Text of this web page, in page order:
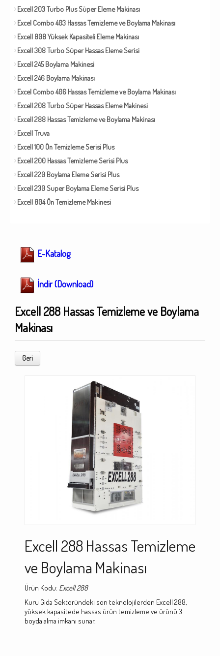
Excell 203 Turbo Plus Süper Eleme Makinası
Excel Combo 403 Hassas Temizleme ve Boylama Makinası
Excell 808 Yüksek Kapasiteli Eleme Makinası
Excell 308 Turbo Süper Hassas Eleme Serisi
Excell 245 Boylama Makinesi
Excell 246 Boylama Makinası
Excel Combo 406 Hassas Temizleme ve Boylama Makinası
Excell 208 Turbo Süper Hassas Eleme Makinesi
Excell 288 Hassas Temizleme ve Boylama Makinası
Excell Truva
Excell 100 Ön Temizleme Serisi Plus
Excell 200 Hassas Temizleme Serisi Plus
Excell 220 Boylama Eleme Serisi Plus
Excell 230 Super Boylama Eleme Serisi Plus
Excell 804 Ön Temizleme Makinesi
E-Katalog
İndir (Download)
Excell 288 Hassas Temizleme ve Boylama
Makinası
Geri
Excell 288 Hassas Temizleme
ve Boylama Makinası
Ürün Kodu: Excell 288
Kuru Gıda Sektöründeki son teknolojilerden Excell 288,
yüksek kapasitede hassas ürün temizleme ve ürünü 3
boyda alma imkanı sunar.